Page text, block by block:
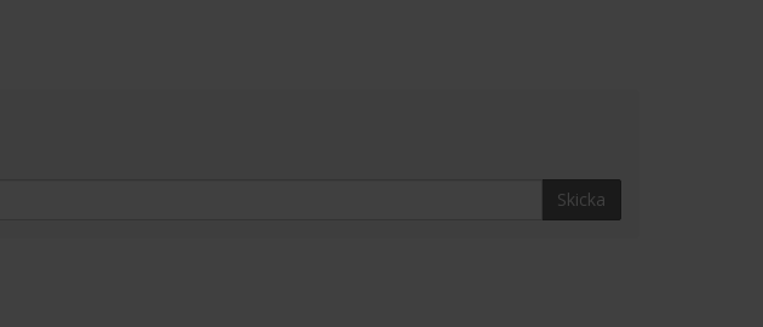
Skicka